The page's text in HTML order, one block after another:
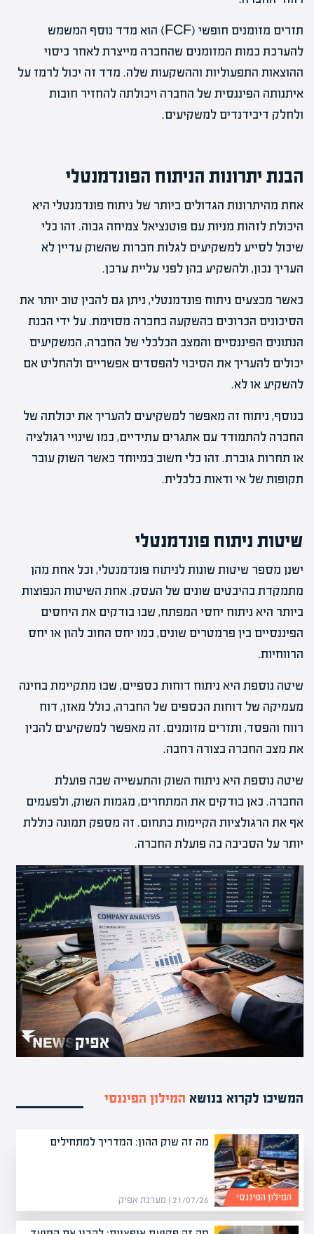
תזרים מזומנים חופשי (FCF) הוא מדד נוסף המשמש
להערכת כמות המזומנים שהחברה מייצרת לאחר כיסוי
ההוצאות התפעוליות וההשקעות שלה. מדד זה יכול לרמז על
איתנותה הפיננסית של החברה ויכולתה להחזיר חובות
ולחלק דיבידנדים למשקיעים.
הבנת יתרונות הניתוח הפונדמנטלי
אחת מהיתרונות הגדולים ביותר של ניתוח פונדמנטלי היא
היכולת לזהות מניות עם פוטנציאל צמיחה גבוה. זהו כלי
שיכול לסייע למשקיעים לגלות חברות שהשוק עדיין לא
העריך נכון, ולהשקיע בהן לפני עליית ערכן.
כאשר מבצעים ניתוח פונדמנטלי, ניתן גם להבין טוב יותר את
הסיכונים הכרוכים בהשקעה בחברה מסוימת. על ידי הבנת
הנתונים הפיננסיים והמצב הכלכלי של החברה, המשקיעים
יכולים להעריך את הסיכוי להפסדים אפשריים ולהחליט אם
להשקיע או לא.
בנוסף, ניתוח זה מאפשר למשקיעים להעריך את יכולתה של
החברה להתמודד עם אתגרים עתידיים, כמו שינויי רגולציה
או תחרות גוברת. זהו כלי חשוב במיוחד כאשר השוק עובר
תקופות של אי ודאות כלכלית.
שיטות ניתוח פונדמנטלי
ישנן מספר שיטות שונות לניתוח פונדמנטלי, וכל אחת מהן
מתמקדת בהיבטים שונים של העסק. אחת השיטות הנפוצות
ביותר היא ניתוח יחסי המפתח, שבו בודקים את היחסים
הפיננסיים בין פרמטרים שונים, כמו יחס החוב להון או יחס
הרווחיות.
שיטה נוספת היא ניתוח דוחות כספיים, שבו מתקיימת בחינה
מעמיקה של דוחות הכספים של החברה, כולל מאזן, דוח
רווח והפסד, ותזרים מזומנים. זה מאפשר למשקיעים להבין
את מצב החברה בצורה רחבה.
שיטה נוספת היא ניתוח השוק והתעשייה שבה פועלת
החברה. כאן בודקים את המתחרים, מגמות השוק, ולפעמים
אף את הרגולציות הקיימות בתחום. זה מספק תמונה כוללת
יותר על הסביבה בה פועלת החברה.
המשיכו לקרוא בנושא המילון הפיננסי
מה זה שוק ההון: המדריך למתחילים
21/07/26 | מערכת אפיק המילון הפיננסי